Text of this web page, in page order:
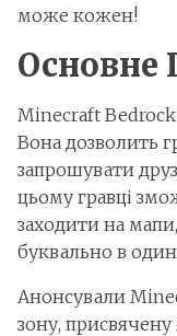
може кожен!
Основне
Minecraft Bedrock
Вона дозволить
запрошувати
цьому гравці
заходити на
буквально в один
Анонсували
зону, присвячену